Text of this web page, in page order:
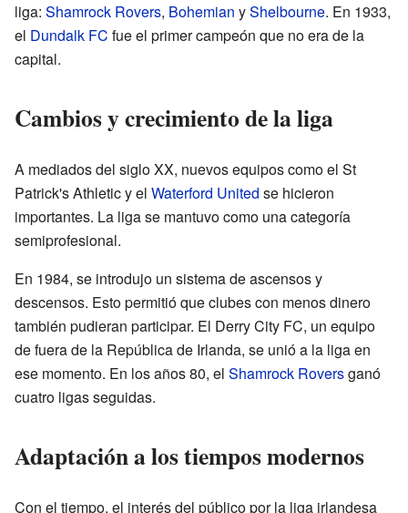
liga: Shamrock Rovers, Bohemian yShelbourne. En 1933,
el Dundalk FC fue el primer campeón que no era de la
capital.
Cambios y crecimiento de la liga
A mediados del siglo XX, nuevos equipos como el St
Patrick's Athletic y el Waterford United se hicieron
importantes. La liga se mantuvo como una categoría
semiprofesional.
En 1984, se introdujo un sistema de ascensos y
descensos. Esto permitió que clubes con menos dinero
también pudieran participar. El Derry City FC, un equipo
de fuera de la República de Irlanda, se unió a la liga en
ese momento. En los años 80, el Shamrock Roversganó
cuatro ligas seguidas.
Adaptación a los tiempos modernos
Con el tiempo, el interés del público por la liga irlandesa